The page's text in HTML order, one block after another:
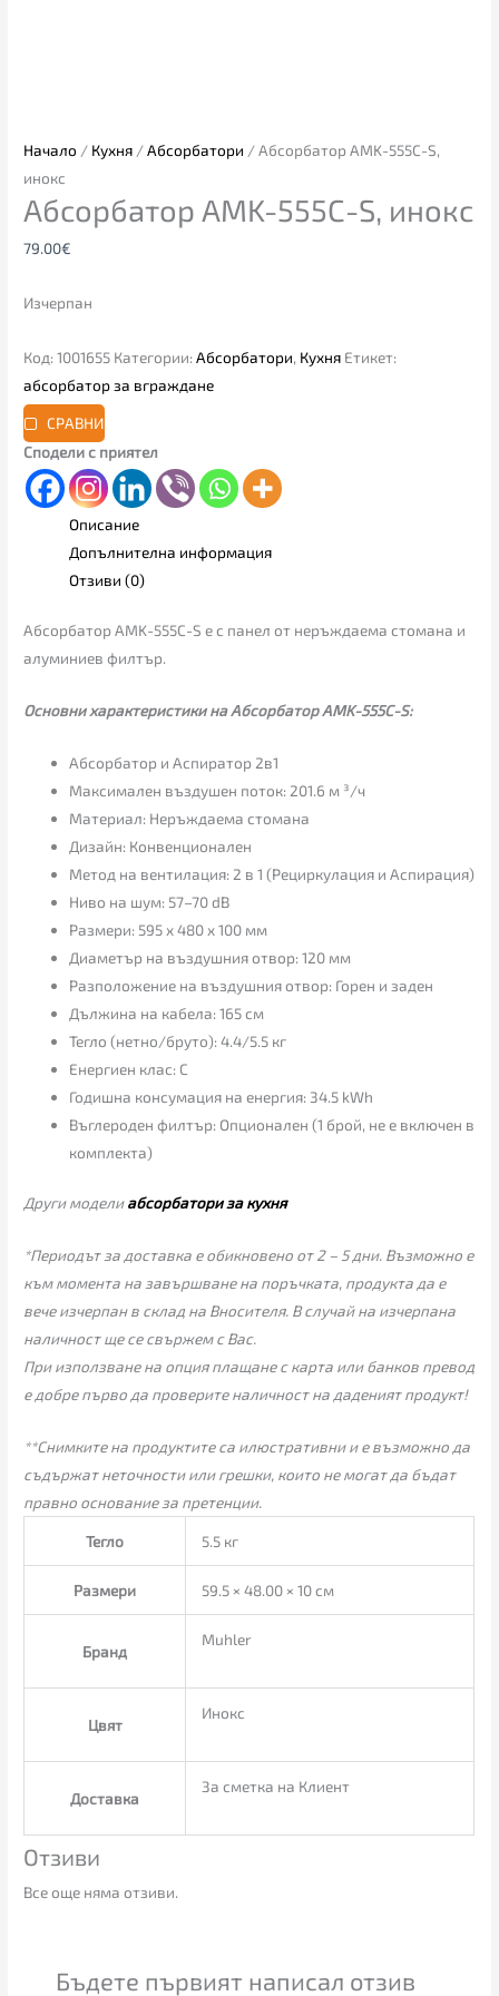
Начало / Кухня /Абсорбатори / Абсорбатор AMK-555C-S,
инокс
Абсорбатор AMK-555C-S, инокс
79.00€
Изчерпан
Код:1001655 Категории:Абсорбатори, Кухня Етикет:
абсорбатор за вграждане
СРАВНИ
Сподели с приятел
Описание
Допълнителна информация
Отзиви (0)
Абсорбатор AMK-555C-S е с панел от неръждаема стомана и
алуминиев филтър.
Основни характеристики на Абсорбатор AMK-555C-S:
Абсорбатор и Аспиратор 2в1
Максимален въздушен поток: 201.6 м ³/ч
Материал: Неръждаема стомана
Дизайн: Конвенционален
Метод на вентилация: 2 в 1 (Рециркулация и Аспирация)
Ниво на шум: 57–70 dB
Размери: 595 x 480 x 100 мм
Диаметър на въздушния отвор: 120 мм
Разположение на въздушния отвор: Горен и заден
Дължина на кабела: 165 см
Тегло (нетно/бруто): 4.4/5.5 кг
Енергиен клас: C
Годишна консумация на енергия: 34.5 kWh
Въглероден филтър: Опционален (1 брой, не е включен в
комплекта)
Други моделиабсорбатори за кухня
*Периодът за доставка е обикновено от 2 – 5 дни. Възможно е
към момента на завършване на поръчката, продукта да е
вече изчерпан в склад на Вносителя. В случай на изчерпана
наличност ще се свържем с Вас.
При използване на опция плащане с карта или банков превод
е добре първо да проверите наличност на даденият продукт!
**Снимките на продуктите са илюстративни и е възможно да
съдържат неточности или грешки, които не могат да бъдат
правно основание за претенции.
Тегло 5.5 кг
Размери 59.5 × 48.00 × 10 см
Бранд
Muhler
Цвят
Инокс
Доставка
За сметка на Клиент
Отзиви
Все още няма отзиви.
Бъдете първият написал отзив